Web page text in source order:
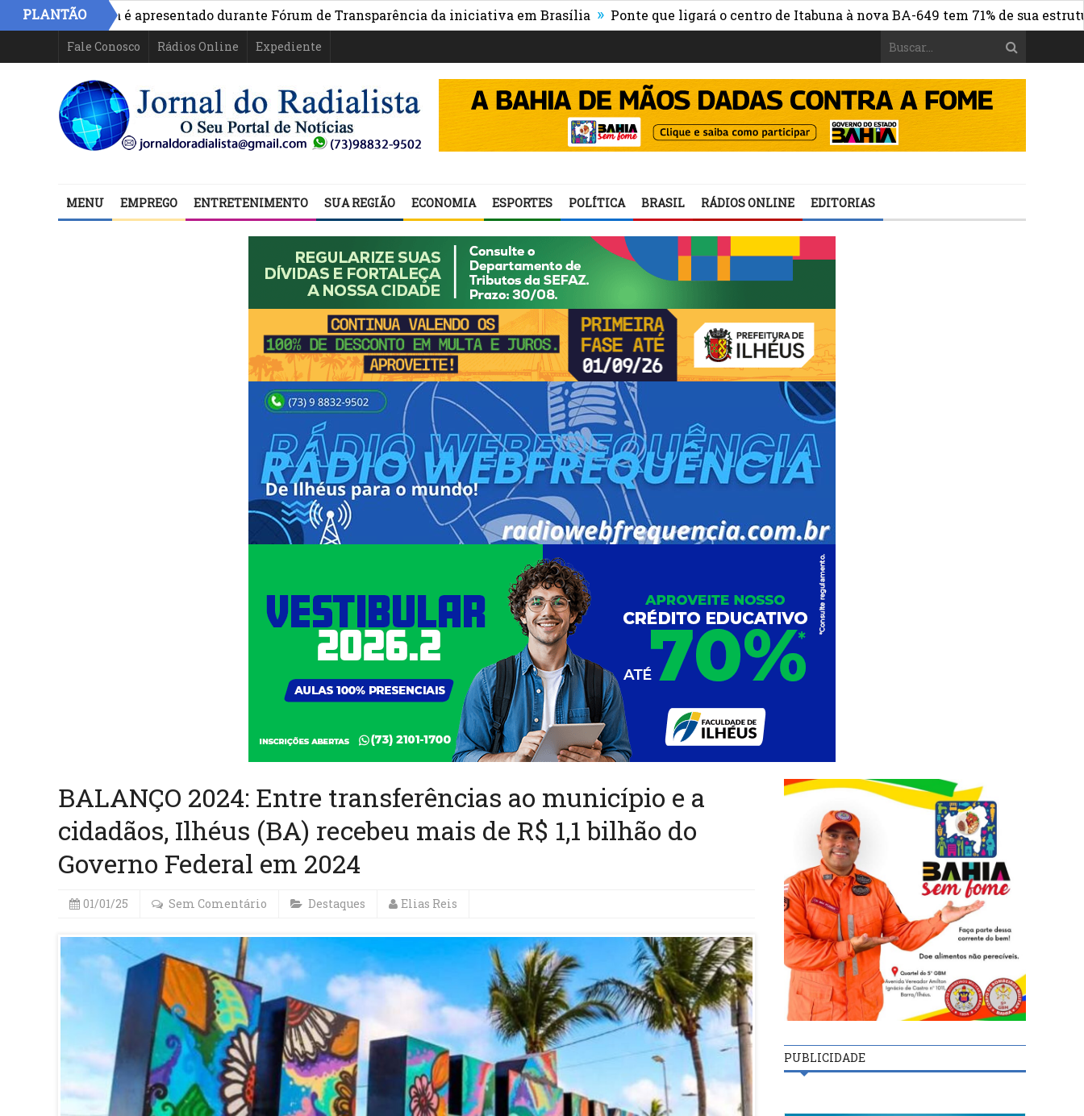
PLANTÃO
na Bahia é apresentado durante Fórum de Transparência da iniciativa em Brasília » Ponte que ligará o centro de Itabuna à nova BA-649 tem 71% de sua estrutura de
Fale Conosco Rádios Online Expediente
MENU EMPREGO ENTRETENIMENTO SUA REGIÃO ECONOMIA ESPORTES POLÍTICA BRASIL RÁDIOS ONLINE EDITORIAS
BALANÇO 2024: Entre transferências ao município e a
cidadãos, Ilhéus (BA) recebeu mais de R$ 1,1 bilhão do
Governo Federal em 2024
01/01/25 Sem Comentário Destaques Elias Reis
PUBLICIDADE